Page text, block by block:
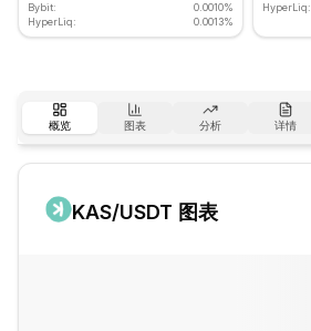
Bybit:
0.0010%
HyperLiq:
0.0013%
HyperLiq:
概览 图表 分析 详情
KAS/USDT 图表